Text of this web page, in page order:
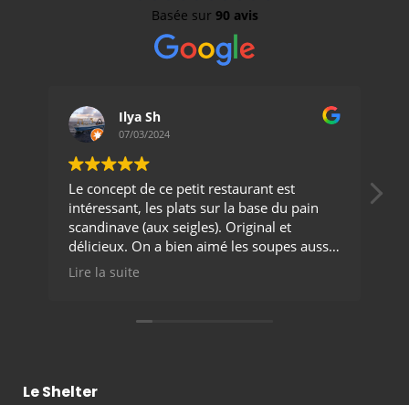
Basée sur 90 avis
Ilya Sh
07/03/2024
Le concept de ce petit restaurant est
intéressant, les plats sur la base du pain
scandinave (aux seigles). Original et
délicieux. On a bien aimé les soupes aussi.
Merci
Lire la suite
Le Shelter